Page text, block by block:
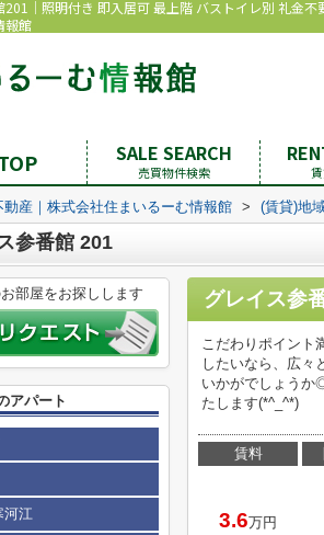
201｜照明付き 即入居可 最上階 バストイレ別 礼金
報館
SALE SEARCH
売買物件検索
動産｜株式会社住まいるーむ情報館 > (賃貸)地
参番館 201
グレイス参
こだわりポイント
したいなら、広々
いかがでしょうか
たします(*^_^*)
賃料
3.6万円
部屋をお探しします
アパート
河江